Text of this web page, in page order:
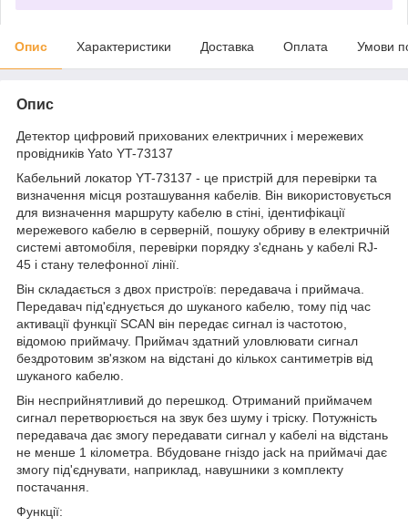
Опис Характеристики Доставка Оплата Умови
Опис
Детектор цифровий прихованих електричних і мережевих
провідників Yato YT-73137
Кабельний локатор YT-73137 - це пристрій для перевірки та
визначення місця розташування кабелів. Він використовується
для визначення маршруту кабелю в стіні, ідентифікації
мережевого кабелю в серверній, пошуку обриву в електричній
системі автомобіля, перевірки порядку з'єднань у кабелі RJ-
45 і стану телефонної лінії.
Він складається з двох пристроїв: передавача і приймача.
Передавач під'єднується до шуканого кабелю, тому під час
активації функції SCAN він передає сигнал із частотою,
відомою приймачу. Приймач здатний уловлювати сигнал
бездротовим зв'язком на відстані до кількох сантиметрів від
шуканого кабелю.
Він несприйнятливий до перешкод. Отриманий приймачем
сигнал перетворюється на звук без шуму і тріску. Потужність
передавача дає змогу передавати сигнал у кабелі на відстань
не менше 1 кілометра. Вбудоване гніздо jack на приймачі дає
змогу під'єднувати, наприклад, навушники з комплекту
постачання.
Функції: